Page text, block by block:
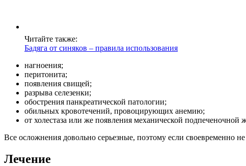
Читайте также:
Бадяга от синяков – правила использования
нагноения;
перитонита;
появления свищей;
разрыва селезенки;
обострения панкреатической патологии;
обильных кровотечений, провоцирующих анемию;
от холестаза или же появления механической подпеченочной
Все осложнения довольно серьезные, поэтому если своевременно
Лечение